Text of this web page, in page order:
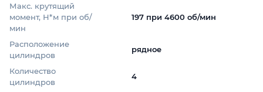
Макс. крутящий
момент, Н*м при об/
мин
197 при 4600 об/мин
Расположение
цилиндров
рядное
Количество
цилиндров
4